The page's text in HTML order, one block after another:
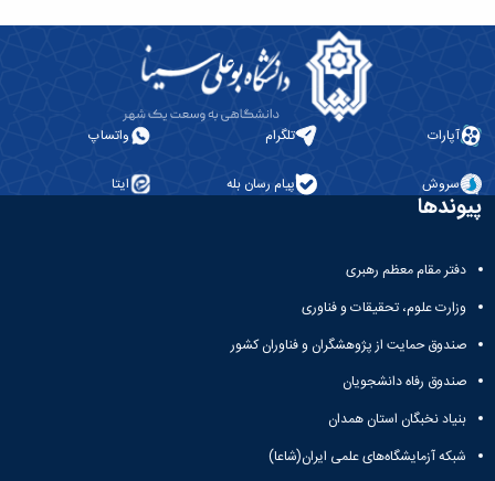
مرتبط
های
بنیان
آئین
نامه ها
فرآیندها
نامه
نامه
های
پژوهشی
فرم
های
پژوهشی
آپارات تلگرام واتساپ
سروش پیام رسان بله ایتا
پیوندها
دفتر مقام معظم رهبری
وزارت علوم، تحقیقات و فناوری
صندوق حمایت از پژوهشگران و فناوران کشور
صندوق رفاه دانشجویان
بنیاد نخبگان استان همدان
شبکه آزمایشگاه‌های علمی ایران(شاعا)